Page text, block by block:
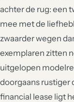
achter de rug: een
mee met de
zwaarder wegen
exemplaren zitten
uitgelopen
doorgaans rustiger
financial lease ligt